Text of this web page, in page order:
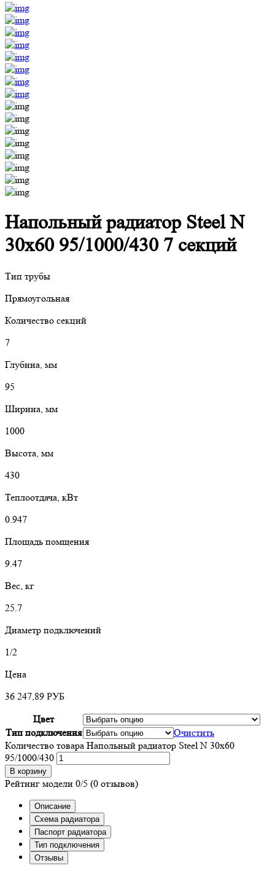
Напольный радиатор Steel N
30х60 95/1000/430 7 секций
Тип трубы
Прямоугольная
Количество секций
7
Глубина, мм
95
Ширина, мм
1000
Высота, мм
430
Теплоотдача, кВт
0.947
Площадь помщения
9.47
Вес, кг
25.7
Диаметр подключений
1/2
Цена
36 247,89 РУБ
Цвет
Тип подключения
Очистить
Количество товара Напольный радиатор Steel N 30х60
95/1000/430
В корзину
Рейтинг модели 0/5 (0 отзывов)
Описание
Схема радиатора
Паспорт радиатора
Тип подключения
Отзывы